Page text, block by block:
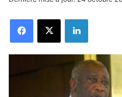
FacebookX Linkedin